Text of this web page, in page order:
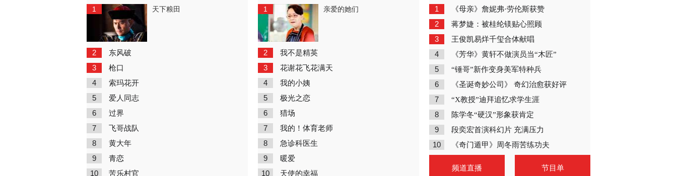
2017-01-11 21:27:52
《最后一张签证》 第21
2017-01-11 21:31:35
集 精彩看点
2017-01-12 21:15:35
《最后一张签证》 第23
集 精彩看点
1 天下粮田
2 东风破
3 枪口
4 索玛花开
5 爱人同志
6 过界
7 飞哥战队
8 黄大年
9 青恋
10 苦乐村官
1 亲爱的她们
2 我不是精英
3 花谢花飞花满天
4 我的小姨
5 极光之恋
6 猎场
7 我的！体育老师
8 急诊科医生
9 暖爱
10 天使的幸福
1 《母亲》詹妮弗·劳伦斯获赞
2 蒋梦婕：被桂纶镁贴心照顾
3 王俊凯易烊千玺合体献唱
4 《芳华》黄轩不做演员当“木匠”
5 “锤哥”新作变身美军特种兵
6 《圣诞奇妙公司》 奇幻治愈获好评
7 “X教授”迪拜追忆求学生涯
8 陈学冬“硬汉”形象获肯定
9 段奕宏首演科幻片 充满压力
10 《奇门遁甲》周冬雨苦练功夫
频道直播 节目单